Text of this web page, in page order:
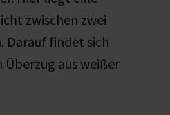
zwischen zwei
Darauf findet sich
Überzug aus weißer